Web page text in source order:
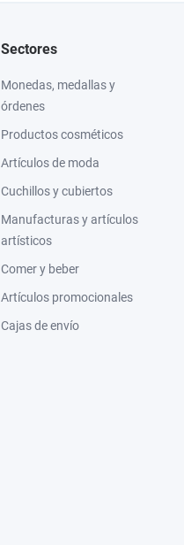
Sectores
Monedas, medallas y
órdenes
Productos cosméticos
Artículos de moda
Cuchillos y cubiertos
Manufacturas y artículos
artísticos
Comer y beber
Artículos promocionales
Cajas de envío